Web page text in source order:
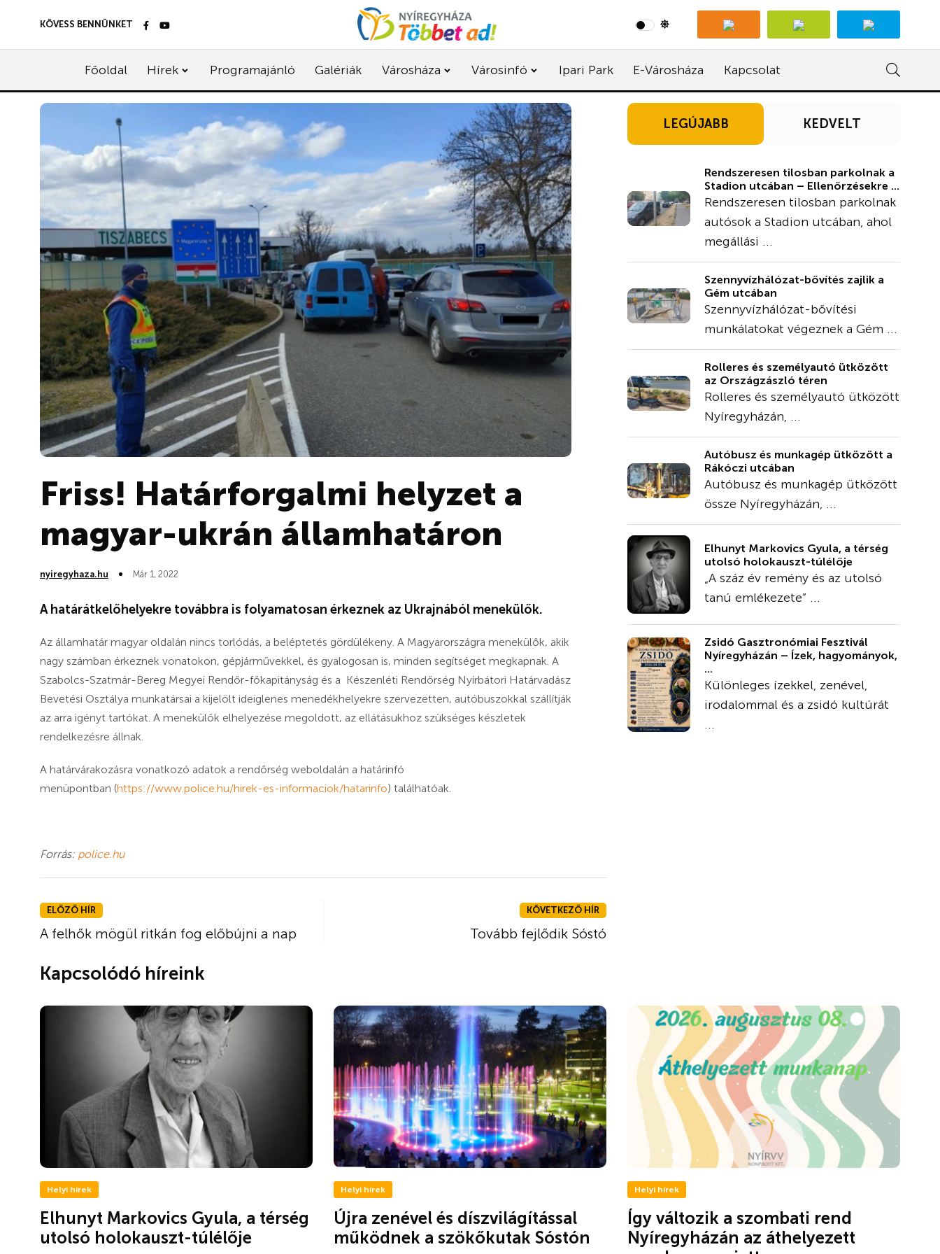
KÖVESS BENNÜNKET
Főoldal Hírek Programajánló Galériák Városháza Városinfó Ipari Park E-Városháza Kapcsolat
Friss! Határforgalmi helyzet a
magyar-ukrán államhatáron
nyiregyhaza.hu Már 1, 2022
A határátkelőhelyekre továbbra is folyamatosan érkeznek az Ukrajnából menekülők.
Az államhatár magyar oldalán nincs torlódás, a beléptetés gördülékeny. A Magyarországra menekülők, akik
nagy számban érkeznek vonatokon, gépjárművekkel, és gyalogosan is, minden segítséget megkapnak. A
Szabolcs-Szatmár-Bereg Megyei Rendőr-főkapitányság és a Készenléti Rendőrség Nyírbátori Határvadász
Bevetési Osztálya munkatársai a kijelölt ideiglenes menedékhelyekre szervezetten, autóbuszokkal szállítják
az arra igényt tartókat. A menekülők elhelyezése megoldott, az ellátásukhoz szükséges készletek
rendelkezésre állnak.
A határvárakozásra vonatkozó adatok a rendőrség weboldalán a határinfó
menüpontban (https://www.police.hu/hirek-es-informaciok/hatarinfo) találhatóak.
Forrás: police.hu
ELŐZŐ HÍR
A felhők mögül ritkán fog előbújni a nap
KÖVETKEZŐ HÍR
Tovább fejlődik Sóstó
LEGÚJABB KEDVELT
Rendszeresen tilosban parkolnak a
Stadion utcában – Ellenőrzésekre ...
Rendszeresen tilosban parkolnak
autósok a Stadion utcában, ahol
megállási ...
Szennyvízhálózat-bővítés zajlik a
Gém utcában
Szennyvízhálózat-bővítési
munkálatokat végeznek a Gém ...
Rolleres és személyautó ütközött
az Országzászló téren
Rolleres és személyautó ütközött
Nyíregyházán, ...
Autóbusz és munkagép ütközött a
Rákóczi utcában
Autóbusz és munkagép ütközött
össze Nyíregyházán, ...
Elhunyt Markovics Gyula, a térség
utolsó holokauszt-túlélője
„A száz év remény és az utolsó
tanú emlékezete” ...
Zsidó Gasztronómiai Fesztivál
Nyíregyházán – Ízek, hagyományok,
...
Különleges ízekkel, zenével,
irodalommal és a zsidó kultúrát
...
Kapcsolódó híreink
Helyi hírek
Elhunyt Markovics Gyula, a térség
utolsó holokauszt-túlélője
Helyi hírek
Újra zenével és díszvilágítással
működnek a szökőkutak Sóstón
Helyi hírek
Így változik a szombati rend
Nyíregyházán az áthelyezett